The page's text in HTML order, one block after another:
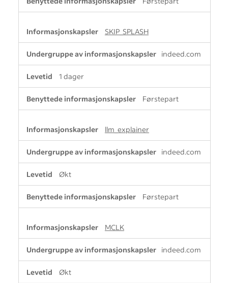
SKIP_SPLASH
indeed.com
1 dager
Førstepart
llm_explainer
indeed.com
Økt
Førstepart
MCLK
indeed.com
Økt